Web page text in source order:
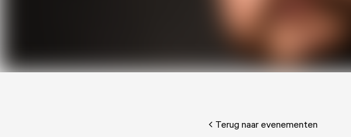
Terug naar evenementen